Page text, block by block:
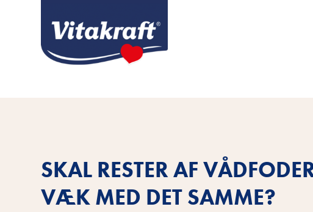
SKAL RESTER AF
VÆK MED DET SAMME?